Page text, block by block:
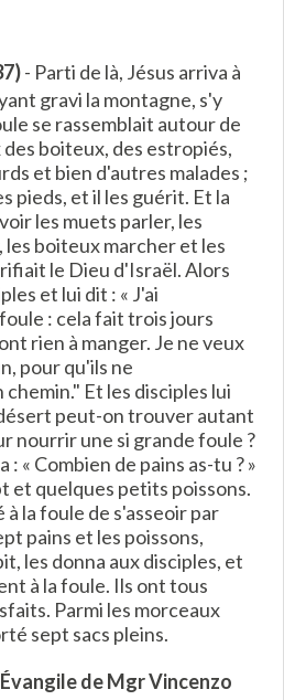
- Parti de là, Jésus arriva à
gravi la montagne, s'y
se rassemblait autour de
boiteux, des estropiés,
et bien d'autres malades ;
pieds, et il les guérit. Et la
les muets parler, les
boiteux marcher et les
le Dieu d'Israël. Alors
et lui dit : « J'ai
: cela fait trois jours
rien à manger. Je ne veux
pour qu'ils ne
Et les disciples lui
peut-on trouver autant
nourrir une si grande foule ?
: « Combien de pains as-tu ? »
et quelques petits poissons.
la foule de s'asseoir par
pains et les poissons,
les donna aux disciples, et
à la foule. Ils ont tous
Parmi les morceaux
sept sacs pleins.
de Mgr Vincenzo